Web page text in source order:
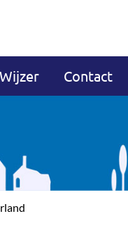
Contact